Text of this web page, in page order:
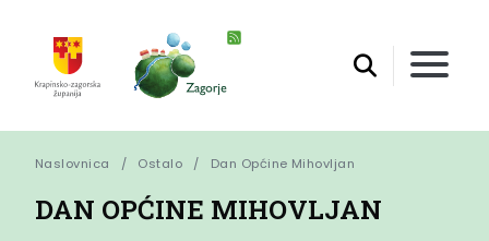
Naslovnica Ostalo Dan Općine Mihovljan
DAN OPĆINE MIHOVLJAN